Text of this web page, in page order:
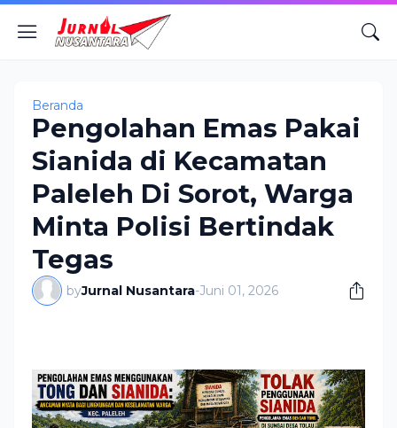
Beranda
Pengolahan Emas Pakai
Sianida di Kecamatan
Paleleh Di Sorot, Warga
Minta Polisi Bertindak
Tegas
byJurnal Nusantara-Juni 01, 2026